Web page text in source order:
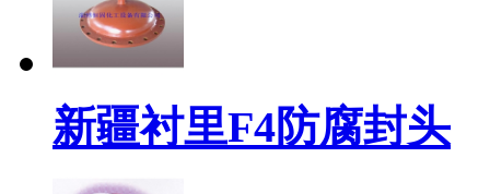
新疆衬里F4防腐封头